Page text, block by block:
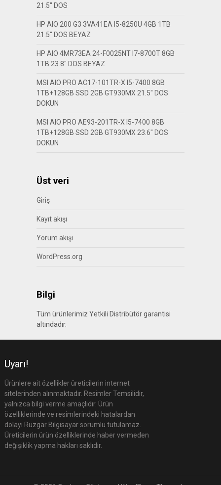
21.5″ DOS
HP AIO 200 G3 3VA41EA I5-8250U 4GB 1TB
21.5″ DOS BEYAZ
HP AIO 4MR73EA 24-F0025NT I7-8700T 8GB
1TB 23.8″ DOS BEYAZ
MSI AIO PRO AC17-101TR-X I5-7400 8GB
1TB+128GB SSD 2GB GT930MX 21.5″ DOS
DOKUN
MSI AIO PRO AE93-201TR-X I5-7400 8GB
1TB+128GB SSD 2GB GT930MX 23.6″ DOS
DOKUN
Üst veri
Giriş
Kayıt akışı
Yorum akışı
WordPress.org
Bilgi
Tüm ürünlerimiz Yetkili Distribütör garantisi
altındadır.
Uyarı!
Ürünlere ait özellikler üreticilerin internet
sitelerinden alınmaktadır. Resimler Temsilidir,
yalnızca bilgi verme amaçlıdır. Ürün
özelliklerinde ve resimlerindeki hatalardan
dolayı Rüzgar Bilgisayar sorumlu tutulamaz.
Üreticilerin ürün özelliklerinde haber vermeden
değişiklik yapma hakları saklıdır.